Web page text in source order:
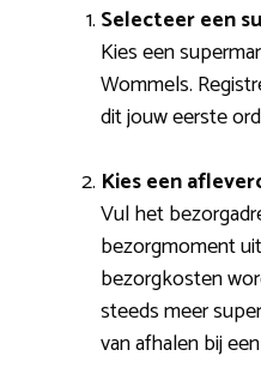
Selecteer een
Kies een
Wommels.
dit jouw eerste
Kies een
Vul het
bezorgmoment
bezorgkosten
steeds meer
van afhalen bij